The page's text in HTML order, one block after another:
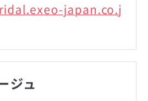
japan.co.j
ジュ